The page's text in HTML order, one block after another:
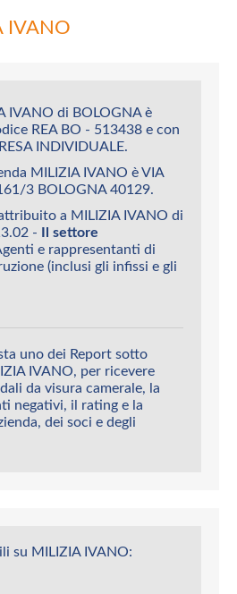
IVANO
IVANO di BOLOGNA è
REA BO - 513438 e con
INDIVIDUALE.
MILIZIA IVANO è VIA
3 BOLOGNA 40129.
a MILIZIA IVANO di
- Il settore
e rappresentanti di
(inclusi gli infissi e gli
uno dei Report sotto
IVANO, per ricevere
da visura camerale, la
negativi, il rating e la
dei soci e degli
su MILIZIA IVANO: